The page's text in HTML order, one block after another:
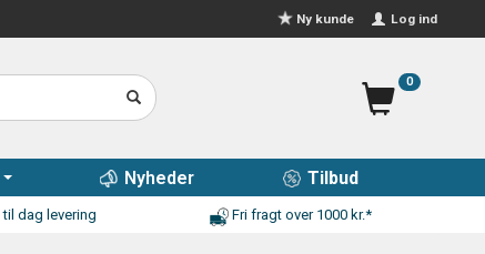
Log ind
Ny kunde
0
Nyheder Tilbud
til dag levering Fri fragt over 1000 kr.*